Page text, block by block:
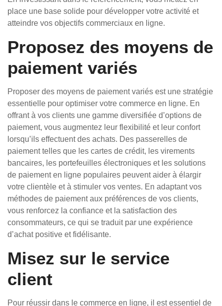
place une base solide pour développer votre activité et
atteindre vos objectifs commerciaux en ligne.
Proposez des moyens de
paiement variés
Proposer des moyens de paiement variés est une stratégie
essentielle pour optimiser votre commerce en ligne. En
offrant à vos clients une gamme diversifiée d’options de
paiement, vous augmentez leur flexibilité et leur confort
lorsqu’ils effectuent des achats. Des passerelles de
paiement telles que les cartes de crédit, les virements
bancaires, les portefeuilles électroniques et les solutions
de paiement en ligne populaires peuvent aider à élargir
votre clientèle et à stimuler vos ventes. En adaptant vos
méthodes de paiement aux préférences de vos clients,
vous renforcez la confiance et la satisfaction des
consommateurs, ce qui se traduit par une expérience
d’achat positive et fidélisante.
Misez sur le service
client
Pour réussir dans le commerce en ligne, il est essentiel de